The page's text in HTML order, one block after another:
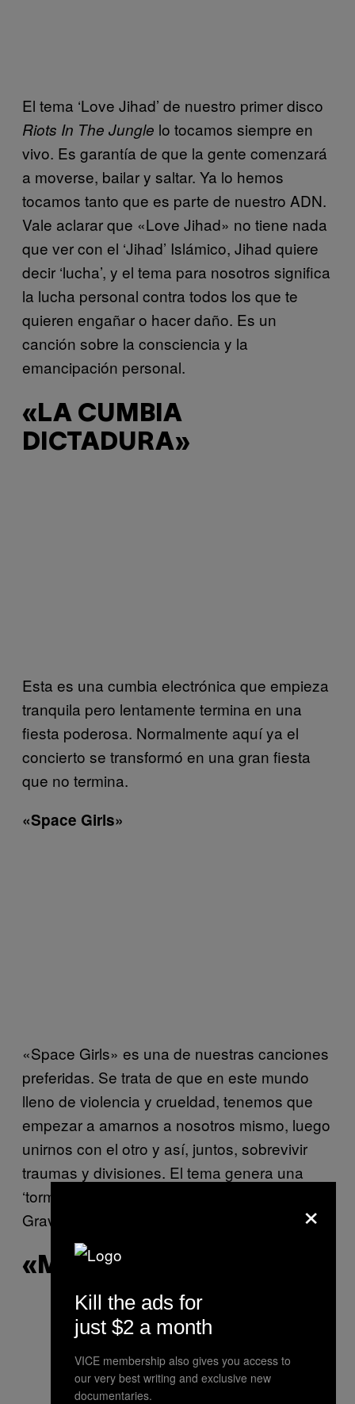
El tema ‘Love Jihad’ de nuestro primer disco
Riots In The Jungle lo tocamos siempre en
vivo. Es garantía de que la gente comenzará
a moverse, bailar y saltar. Ya lo hemos
tocamos tanto que es parte de nuestro ADN.
Vale aclarar que «Love Jihad» no tiene nada
que ver con el ‘Jihad’ Islámico, Jihad quiere
decir ‘lucha’, y el tema para nosotros significa
la lucha personal contra todos los que te
quieren engañar o hacer daño. Es un
canción sobre la consciencia y la
emancipación personal.
«LA CUMBIA
DICTADURA»
Esta es una cumbia electrónica que empieza
tranquila pero lentamente termina en una
fiesta poderosa. Normalmente aquí ya el
concierto se transformó en una gran fiesta
que no termina.
«Space Girls»
«Space Girls» es una de nuestras canciones
preferidas. Se trata de que en este mundo
lleno de violencia y crueldad, tenemos que
empezar a amarnos a nosotros mismo, luego
unirnos con el otro y así, juntos, sobrevivir
traumas y divisiones. El tema genera una
‘tormenta cósmica’, o como dice la letra: Fuck
Gravity! Blow it Up!
«MAMI WATA»
×
Kill the ads for
just $2 a month
VICE membership also gives you access to
our very best writing and exclusive new
documentaries.